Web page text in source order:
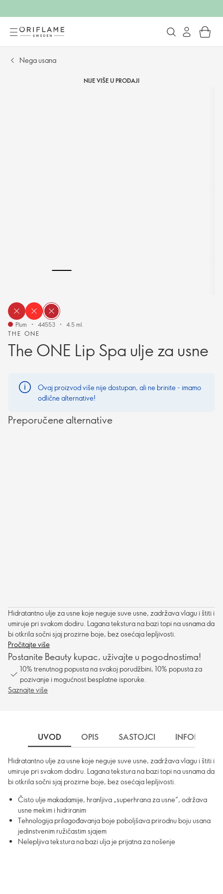
Nega usana
NIJE VIŠE U PRODAJI
THE ONE
The ONE Lip Spa ulje za usne
Plum 44553 4.5 ml.
Ovaj proizvod više nije dostupan, ali ne brinite - imamo
odlične alternative!
Preporučene alternative
Hidratantno ulje za usne koje neguje suve usne, zadržava vlagu i štiti i
umiruje pri svakom dodiru. Lagana tekstura na bazi topi na usnama da
bi otkrila sočni sjaj prozirne boje, bez osećaja lepljivosti.
Pročitajte više
Postanite Beauty kupac, uživajte u pogodnostima!
10% trenutnog popusta na svakoj porudžbini, 10% popusta za
pozivanje i mogućnost besplatne isporuke.
Saznajte više
UVOD OPIS SASTOJCI
Hidratantno ulje za usne koje neguje suve usne, zadržava vlagu i štiti i
umiruje pri svakom dodiru. Lagana tekstura na bazi topi na usnama da
bi otkrila sočni sjaj prozirne boje, bez osećaja lepljivosti.
Čisto ulje makadamije, hranljiva „superhrana za usne“, održava
usne mekim i hidriranim
Tehnologija prilagođavanja boje poboljšava prirodnu boju usana
jedinstvenim ružičastim sjajem
Nelepljiva tekstura na bazi ulja je prijatna za nošenje